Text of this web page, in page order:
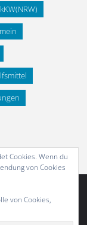
Cookies. Wenn du
von Cookies
von Cookies,